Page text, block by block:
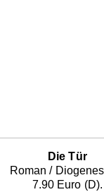
Die Tür
Roman /
7.90 Euro (D).